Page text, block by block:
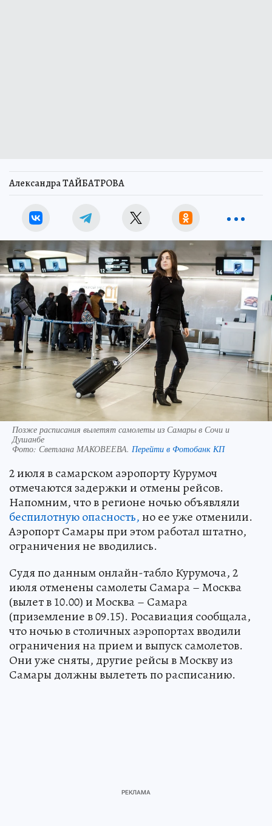
Александра ТАЙБАТРОВА
Позже расписания вылетят самолеты из Самары в Сочи и
Душанбе
Фото: Светлана МАКОВЕЕВА. Перейти в Фотобанк КП
2 июля в самарском аэропорту Курумоч
отмечаются задержки и отмены рейсов.
Напомним, что в регионе ночью объявляли
беспилотную опасность,но ее уже отменили.
Аэропорт Самары при этом работал штатно,
ограничения не вводились.
Судя по данным онлайн-табло Курумоча, 2
июля отменены самолеты Самара – Москва
(вылет в 10.00) и Москва – Самара
(приземление в 09.15). Росавиация сообщала,
что ночью в столичных аэропортах вводили
ограничения на прием и выпуск самолетов.
Они уже сняты, другие рейсы в Москву из
Самары должны вылететь по расписанию.